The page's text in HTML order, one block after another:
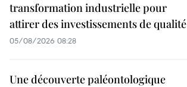
transformation industrielle pour
attirer des investissements de qualité
05/08/2026 08:28
Une découverte paléontologique